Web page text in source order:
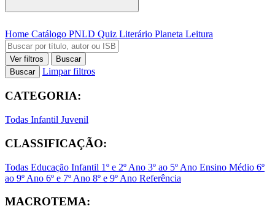
Home Catálogo PNLD Quiz Literário Planeta Leitura
Ver filtros
Buscar
Buscar
Limpar filtros
CATEGORIA:
Todas Infantil Juvenil
CLASSIFICAÇÃO:
Todas Educação Infantil 1º e 2º Ano 3º ao 5º Ano Ensino Médio 6º
ao 9º Ano 6º e 7º Ano 8º e 9º Ano Referência
MACROTEMA: